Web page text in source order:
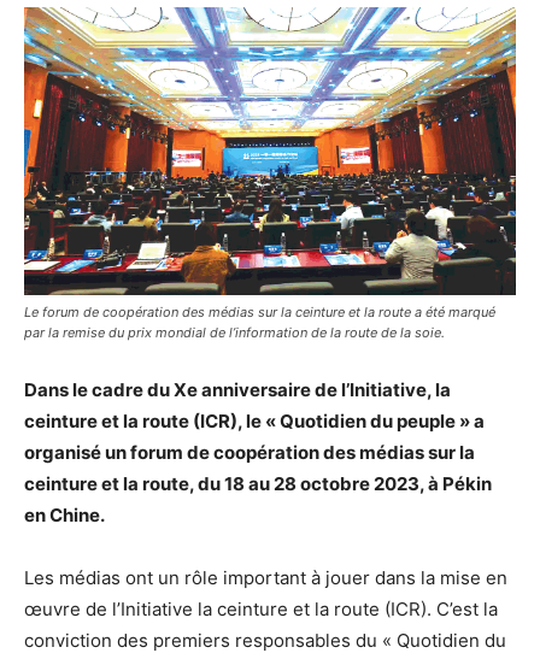
Le forum de coopération des médias sur la ceinture et la route a été marqué
par la remise du prix mondial de l’information de la route de la soie.
Dans le cadre du Xe anniversaire de l’Initiative, la
ceinture et la route (ICR), le « Quotidien du peuple » a
organisé un forum de coopération des médias sur la
ceinture et la route, du 18 au 28 octobre 2023, à Pékin
en Chine.
Les médias ont un rôle important à jouer dans la mise en
œuvre de l’Initiative la ceinture et la route (ICR). C’est la
conviction des premiers responsables du « Quotidien du